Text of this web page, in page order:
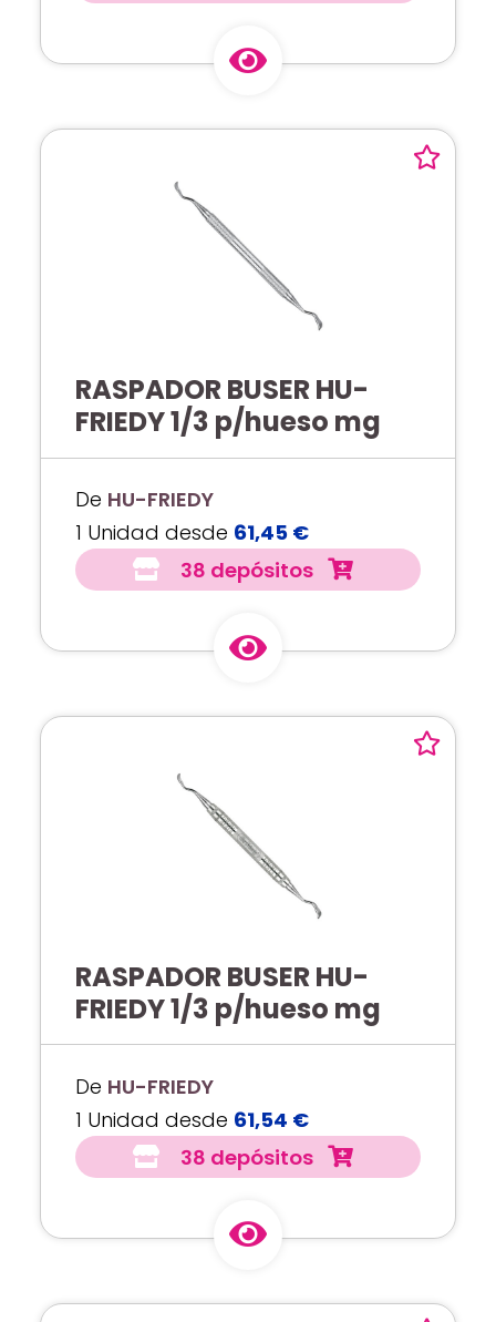
RASPADOR BUSER HU-
FRIEDY 1/3 p/hueso mg
De HU-FRIEDY
1 Unidad desde 61,45 €
38 depósitos
RASPADOR BUSER HU-
FRIEDY 1/3 p/hueso mg
De HU-FRIEDY
1 Unidad desde 61,54 €
38 depósitos